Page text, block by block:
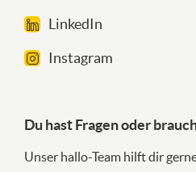
LinkedIn
Instagram
Du hast Fragen oder
Unser hallo-Team hilft dir